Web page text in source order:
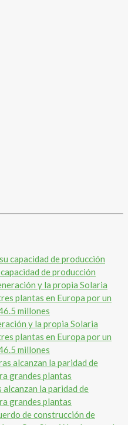
de producción
y la propia Solaria
plantas en Europa por un
millones
la paridad de
grandes plantas